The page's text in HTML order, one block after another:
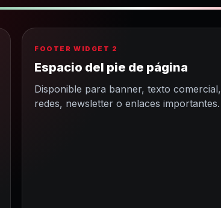
FOOTER WIDGET 2
Espacio del pie de página
Disponible para banner, texto comercial,
redes, newsletter o enlaces importantes.